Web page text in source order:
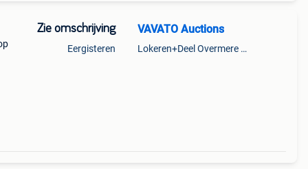
Zie omschrijving
Eergisteren
VAVATO Auctions
Lokeren+Deel Overmere En Zele